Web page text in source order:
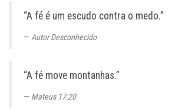
“A fé é um escudo contra o medo.”
Autor Desconhecido
“A fé move montanhas.”
Mateus 17:20